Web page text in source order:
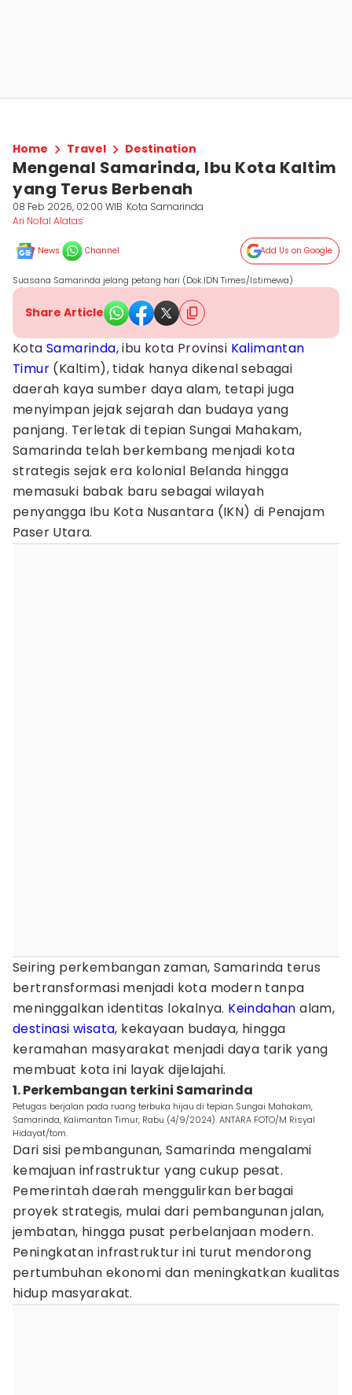
Home Travel Destination
Mengenal Samarinda, Ibu Kota Kaltim
yang Terus Berbenah
08 Feb 2026, 02:00 WIB Kota Samarinda
Ari Nofal Alatas
News Channel Add Us on Google
Suasana Samarinda jelang petang hari (Dok.IDN Times/Istimewa)
Share Article
Kota Samarinda, ibu kota Provinsi Kalimantan
Timur (Kaltim), tidak hanya dikenal sebagai
daerah kaya sumber daya alam, tetapi juga
menyimpan jejak sejarah dan budaya yang
panjang. Terletak di tepian Sungai Mahakam,
Samarinda telah berkembang menjadi kota
strategis sejak era kolonial Belanda hingga
memasuki babak baru sebagai wilayah
penyangga Ibu Kota Nusantara (IKN) di Penajam
Paser Utara.
Seiring perkembangan zaman, Samarinda terus
bertransformasi menjadi kota modern tanpa
meninggalkan identitas lokalnya. Keindahan alam,
destinasi wisata, kekayaan budaya, hingga
keramahan masyarakat menjadi daya tarik yang
membuat kota ini layak dijelajahi.
1. Perkembangan terkini Samarinda
Petugas berjalan pada ruang terbuka hijau di tepian Sungai Mahakam,
Samarinda, Kalimantan Timur, Rabu (4/9/2024). ANTARA FOTO/M Risyal
Hidayat/tom.
Dari sisi pembangunan, Samarinda mengalami
kemajuan infrastruktur yang cukup pesat.
Pemerintah daerah menggulirkan berbagai
proyek strategis, mulai dari pembangunan jalan,
jembatan, hingga pusat perbelanjaan modern.
Peningkatan infrastruktur ini turut mendorong
pertumbuhan ekonomi dan meningkatkan kualitas
hidup masyarakat.